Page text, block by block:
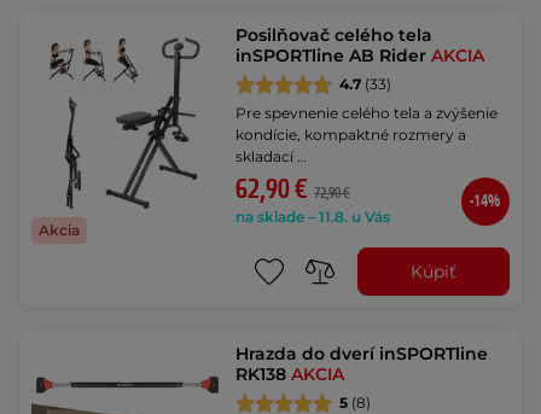
Akcia
Posilňovač celého tela
inSPORTline AB RiderAKCIA
4.7 (33)
Pre spevnenie celého tela a zvýšenie
kondície, kompaktné rozmery a
skladací …
62,90 € 72,90 €
na sklade – 11.8. u Vás
-14%
Kúpiť
Hrazda do dverí inSPORTline
RK138AKCIA
5 (8)